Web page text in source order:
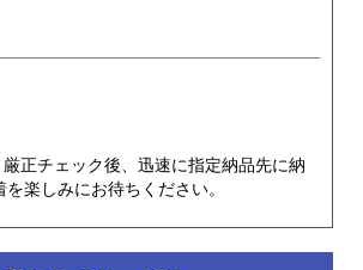
正チェック後、迅速に指定納品先に納
楽しみにお待ちください。